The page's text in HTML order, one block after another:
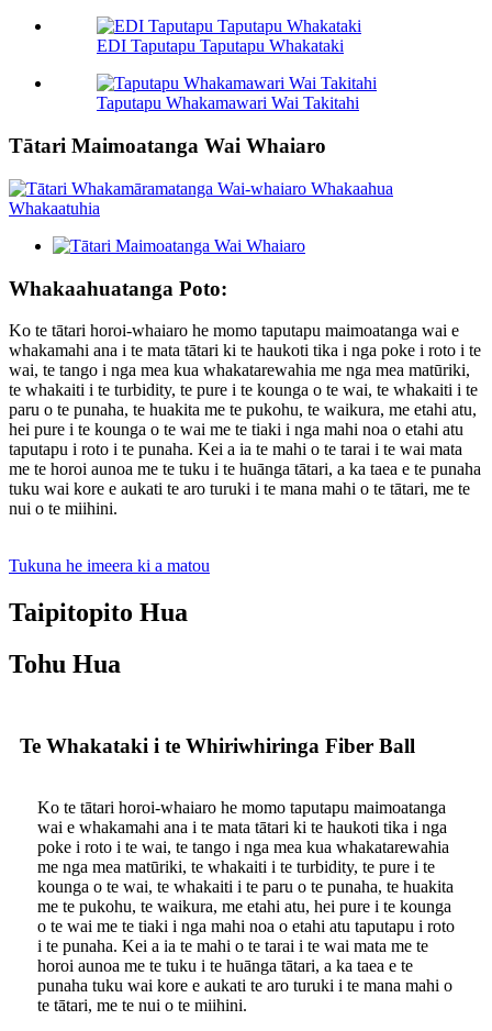
EDI Taputapu Taputapu Whakataki
Taputapu Whakamawari Wai Takitahi
Tātari Maimoatanga Wai Whaiaro
Whakaahuatanga Poto:
Ko te tātari horoi-whaiaro he momo taputapu maimoatanga wai e
whakamahi ana i te mata tātari ki te haukoti tika i nga poke i roto i te
wai, te tango i nga mea kua whakatarewahia me nga mea matūriki,
te whakaiti i te turbidity, te pure i te kounga o te wai, te whakaiti i te
paru o te punaha, te huakita me te pukohu, te waikura, me etahi atu,
hei pure i te kounga o te wai me te tiaki i nga mahi noa o etahi atu
taputapu i roto i te punaha. Kei a ia te mahi o te tarai i te wai mata
me te horoi aunoa me te tuku i te huānga tātari, a ka taea e te punaha
tuku wai kore e aukati te aro turuki i te mana mahi o te tātari, me te
nui o te miihini.
Tukuna he imeera ki a matou
Taipitopito Hua
Tohu Hua
Te Whakataki i te Whiriwhiringa Fiber Ball
Ko te tātari horoi-whaiaro he momo taputapu maimoatanga
wai e whakamahi ana i te mata tātari ki te haukoti tika i nga
poke i roto i te wai, te tango i nga mea kua whakatarewahia
me nga mea matūriki, te whakaiti i te turbidity, te pure i te
kounga o te wai, te whakaiti i te paru o te punaha, te huakita
me te pukohu, te waikura, me etahi atu, hei pure i te kounga
o te wai me te tiaki i nga mahi noa o etahi atu taputapu i roto
i te punaha. Kei a ia te mahi o te tarai i te wai mata me te
horoi aunoa me te tuku i te huānga tātari, a ka taea e te
punaha tuku wai kore e aukati te aro turuki i te mana mahi o
te tātari, me te nui o te miihini.